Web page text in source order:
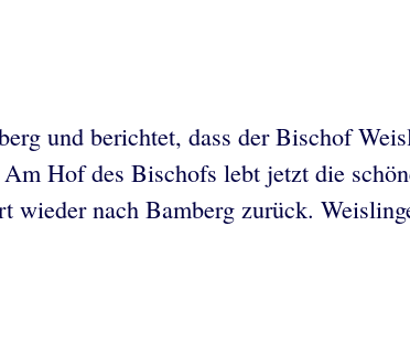
und berichtet, dass der Bischof
Hof des Bischofs lebt jetzt die
wieder nach Bamberg zurück.